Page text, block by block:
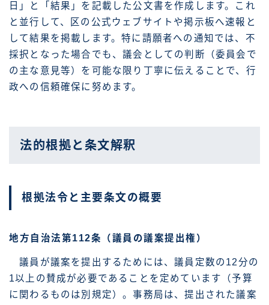
日」と「結果」を記載した公文書を作成します。これ
と並行して、区の公式ウェブサイトや掲示板へ速報と
して結果を掲載します。特に請願者への通知では、不
採択となった場合でも、議会としての判断（委員会で
の主な意見等）を可能な限り丁寧に伝えることで、行
政への信頼確保に努めます。
法的根拠と条文解釈
根拠法令と主要条文の概要
地方自治法第112条（議員の議案提出権）
議員が議案を提出するためには、議員定数の12分の
1以上の賛成が必要であることを定めています（予算
に関わるものは別規定）。事務局は、提出された議案